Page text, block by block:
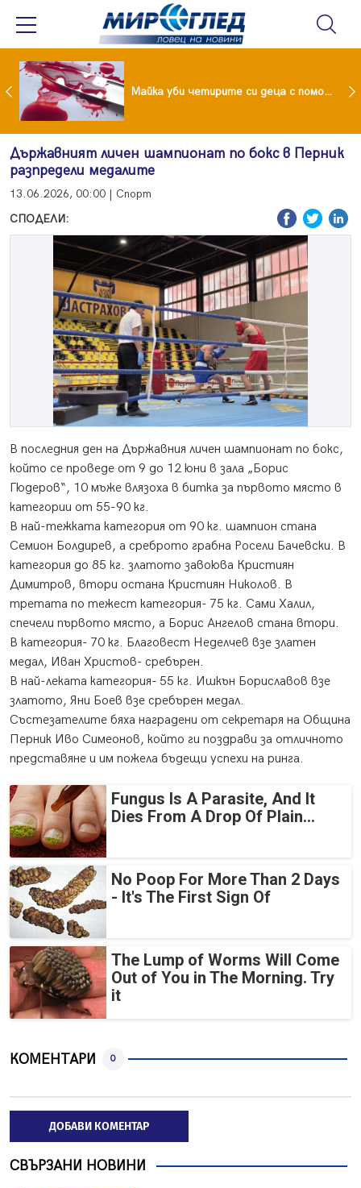
Проф.Кантарджиев: Пазете се от комарите и полово предаваните инфекции Майка уби четирите си деца с помощта на баба им, след което се самоуби
Държавният личен шампионат по бокс в Перник
разпредели медалите
13.06.2026, 00:00 | Спорт
СПОДЕЛИ:
В последния ден на Държавния личен шампионат по бокс,
който се проведе от 9 до 12 юни в зала „Борис
Гюдеров“, 10 мъже влязоха в битка за първото място в
категории от 55-90 кг.
В най-тежката категория от 90 кг. шампион стана
Семион Болдирев, а среброто грабна Росели Бачевски. В
категория до 85 кг. златото завоюва Кристиян
Димитров, втори остана Кристиян Николов. В
третата по тежест категория- 75 кг. Сами Халил,
спечели първото място, а Борис Ангелов стана втори.
В категория- 70 кг. Благовест Неделчев взе златен
медал, Иван Христов- сребърен.
В най-леката категория- 55 кг. Ишкън Бориславов взе
златото, Яни Боев взе сребърен медал.
Състезателите бяха наградени от секретаря на Община
Перник Иво Симеонов, който ги поздрави за отличното
представяне и им пожела бъдещи успехи на ринга.
Fungus Is A Parasite, And It
Dies From A Drop Of Plain...
No Poop For More Than 2 Days
- It's The First Sign Of
The Lump of Worms Will Come
Out of You in The Morning. Try
it
КОМЕНТАРИ 0
ДОБАВИ КОМЕНТАР
СВЪРЗАНИ НОВИНИ